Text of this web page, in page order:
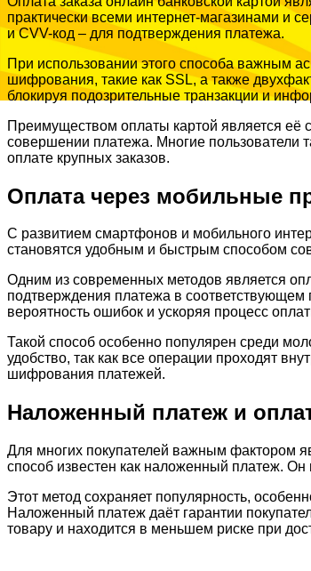
практически всеми интернет-магазинами и
и CVV-код – для подтверждения платежа.
При использовании этого способа важным
шифрования, такие как SSL, а также
блокируя подозрительные транзакции и
Преимуществом оплаты картой является её
совершении платежа. Многие пользователи
оплате крупных заказов.
Оплата через мобильные
С развитием смартфонов и мобильного
становятся удобным и быстрым способом
Одним из современных методов является
подтверждения платежа в
вероятность ошибок и ускоряя процесс
Такой способ особенно популярен среди
удобство, так как все операции проходят
шифрования платежей.
Наложенный платеж и
Для многих покупателей важным фактором
способ известен как наложенный платеж. Он
Этот метод сохраняет популярность,
Наложенный платеж даёт гарантии
товару и находится в меньшем риске при